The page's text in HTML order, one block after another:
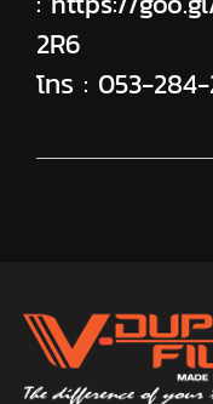
2R6
โทร : 053-